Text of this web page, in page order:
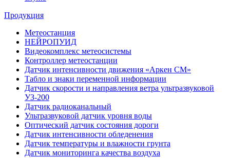
Продукция
Метеостанция
НЕЙРОПУИД
Видеокомплекс метеосистемы
Контроллер метеостанции
Датчик интенсивности движения «Аркен СМ»
Табло и знаки переменной информации
Датчик скорости и направления ветра ультразвуковой
УЗ-200
Датчик радиоканальный
Ультразвуковой датчик уровня воды
Оптический датчик состояния дороги
Датчик интенсивности обледенения
Датчик температуры и влажности грунта
Датчик мониторинга качества воздуха